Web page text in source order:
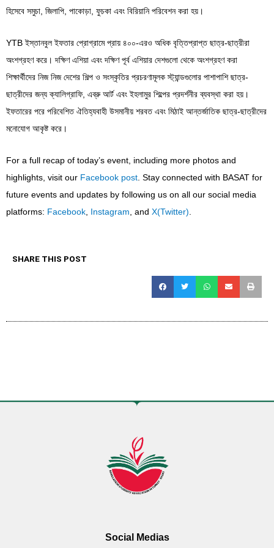
হিসেবে সমুচা, জিলাপি, পাকোড়া, ফুচকা এবং বিরিয়ানি পরিবেশন করা হয়।
YTB ইস্তানবুল ইফতার প্রোগ্রামে প্রায় ৪০০-এরও অধিক বৃত্তিপ্রাপ্ত ছাত্র-ছাত্রীরা
অংশগ্রহণ করে। দক্ষিণ এশিয়া এবং দক্ষিণ পূর্ব এশিয়ার দেশগুলো থেকে অংশগ্রহণ করা
শিক্ষার্থীদের নিজ নিজ দেশের শিল্প ও সংস্কৃতির প্রচরণামূলক স্ট্যান্ডগুলোর পাশাপাশি ছাত্র-
ছাত্রীদের জন্য ক্যালিগ্রাফি, এব্রু আর্ট এবং ইহলামুর শিল্পের প্রদর্শনীর ব্যবস্থা করা হয়।
ইফতারের পরে পরিবেশিত ঐতিহ্যবাহী উসমানীয় শরবত এবং মিঠাই আন্তর্জাতিক ছাত্র-ছাত্রীদের
মনোযোগ আকৃষ্ট করে।
For a full recap of today’s event, including more photos and
highlights, visit our Facebook post . Stay connected with BASAT for
future events and updates by following us on all our social media
platforms: Facebook Instagram , and X(Twitter)
SHARE THIS POST
Social Medias